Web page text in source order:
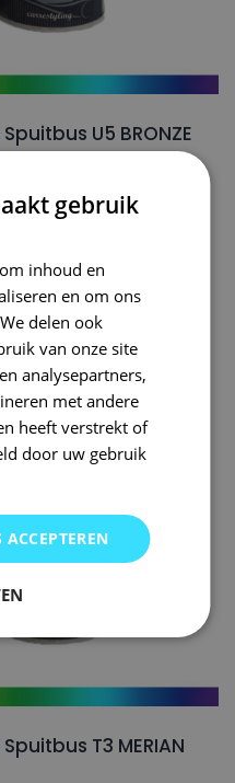
U5 BRONZE
T3 MERIAN
gebruik
inhoud en
en om ons
delen ook
van onze site
analysepartners,
met andere
heeft verstrekt of
door uw gebruik
ACCEPTEREN